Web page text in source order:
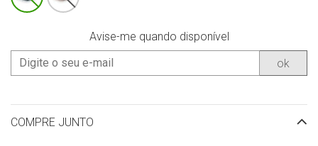
Avise-me quando disponível
ok
COMPRE JUNTO